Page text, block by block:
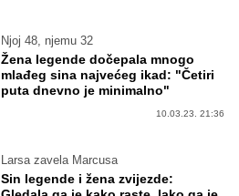
Njoj 48, njemu 32
Žena legende dočepala mnogo
mlađeg sina najvećeg ikad: "Četiri
puta dnevno je minimalno"
10.03.23. 21:36
Larsa zavela Marcusa
Sin legende i žena zvijezde: